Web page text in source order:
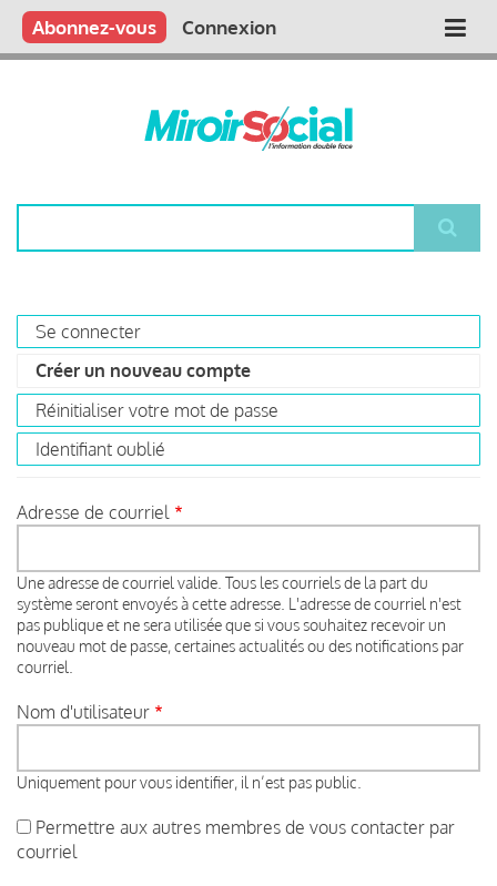
Aller
contenu
Main
Qui sommes nous ?
Vous publiez
Nous publions
Contactez-nous
Abonnez-vous Connexion
Primary
tabs
Se connecter
Créer un nouveau compte
actif)
Réinitialiser votre mot de passe
Identifiant oublié
Adresse de courriel
Une adresse de courriel valide. Tous les courriels de la part du
système seront envoyés à cette adresse. L'adresse de courriel n'est
pas publique et ne sera utilisée que si vous souhaitez recevoir un
nouveau mot de passe, certaines actualités ou des notifications par
courriel.
Nom d'utilisateur
Uniquement pour vous identifier, il n’est pas public.
Permettre aux autres membres de vous contacter par
courriel